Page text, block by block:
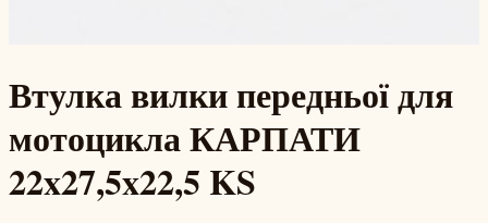
Втулка вилки передньої для
мотоцикла КАРПАТИ
22x27,5x22,5 KS